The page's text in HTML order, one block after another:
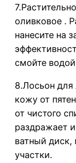
оливковое .
нанесите на
смойте
8.Лосьон
кожу от
от чистого
раздражает
ватный диск,
участки.